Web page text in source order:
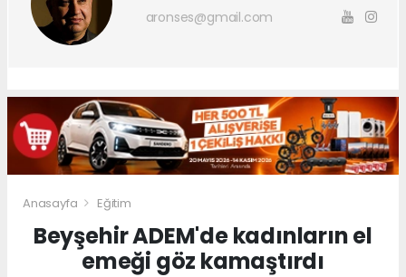
aronses@gmail.com
Anasayfa Eğitim
Beyşehir ADEM'de kadınların el
emeği göz kamaştırdı